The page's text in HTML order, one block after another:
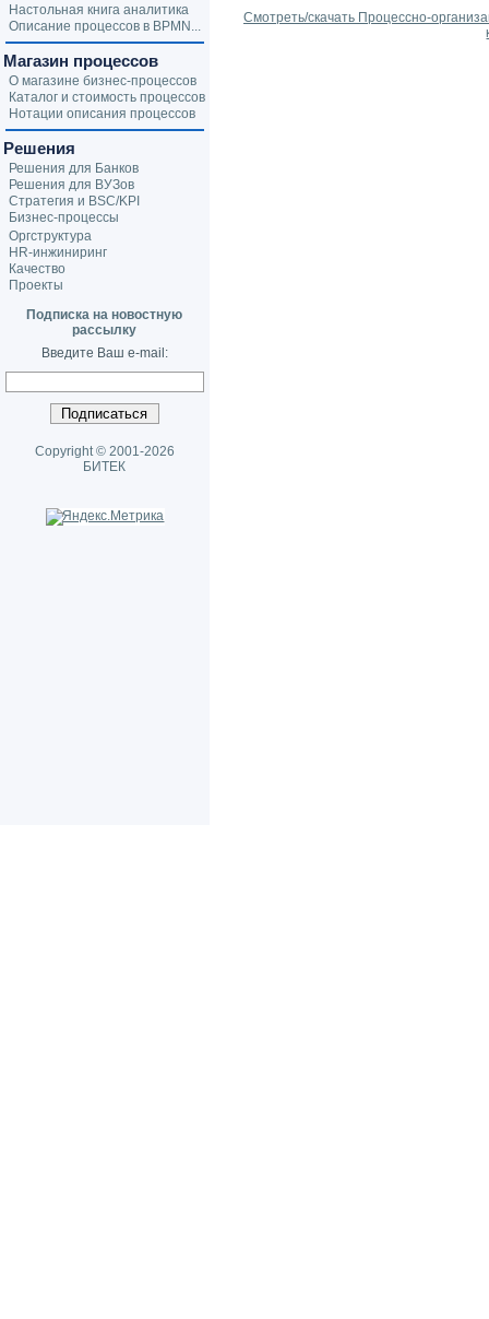
Смотреть/скачать Процессно-
Настольная книга аналитика
Описание процессов в BPMN...
Магазин процессов
О магазине бизнес-процессов
Каталог и стоимость процессов
Нотации описания процессов
Решения
Решения для Банков
Решения для ВУЗов
Стратегия и BSC/KPI
Бизнес-процессы
Оргструктура
HR-инжиниринг
Качество
Проекты
Подписка на новостную
рассылку
Введите Ваш e-mail:
Copyright © 2001-2026
БИТЕК